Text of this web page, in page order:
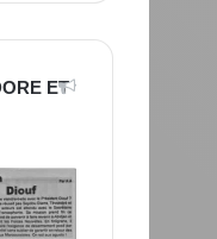
ET